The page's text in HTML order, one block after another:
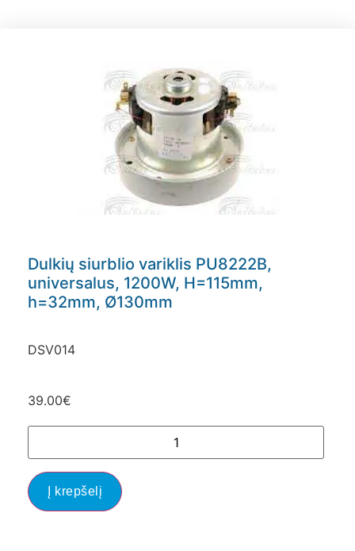
Dulkių siurblio variklis PU8222B,
universalus, 1200W, H=115mm,
h=32mm, Ø130mm
DSV014
39.00€
Į krepšelį